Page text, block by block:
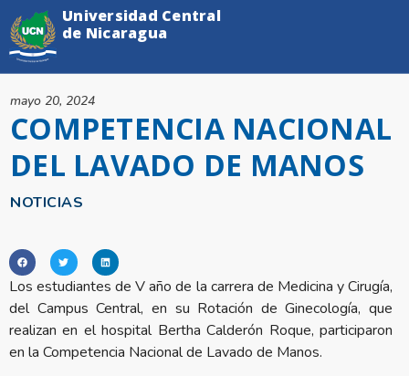
NOTICIAS
COMPETENCIA NACIONAL
DEL LAVADO DE MANOS
mayo 20, 2024
Universidad Central
de Nicaragua
Los estudiantes de V año de la carrera de Medicina y Cirugía,
del Campus Central, en su Rotación de Ginecología, que
realizan en el hospital Bertha Calderón Roque, participaron
en la Competencia Nacional de Lavado de Manos.